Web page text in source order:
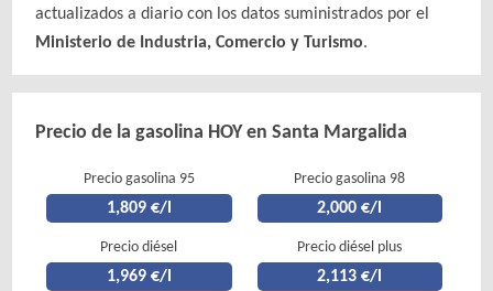
actualizados a diario con los datos suministrados por el
Ministerio de Industria, Comercio y Turismo.
Precio de la gasolina HOY en Santa Margalida
Precio gasolina 95
1,809 €/l
Precio gasolina 98
2,000 €/l
Precio diésel
1,969 €/l
Precio diésel plus
2,113 €/l